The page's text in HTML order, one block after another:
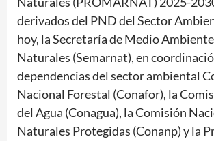
derivados del PND del Sector
hoy, la Secretaría de Medio
Naturales (Semarnat), en
dependencias del sector ambiental
Nacional Forestal (Conafor), la
del Agua (Conagua), la Comisión
Naturales Protegidas (Conanp) y la